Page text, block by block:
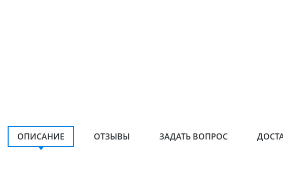
ОПИСАНИЕ ОТЗЫВЫ ЗАДАТЬ ВОПРОС